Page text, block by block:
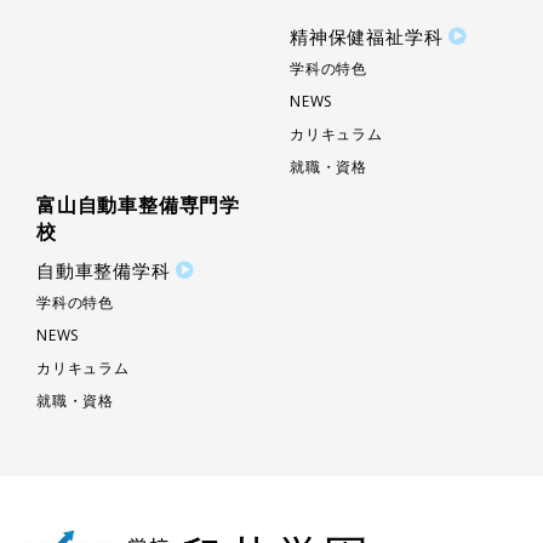
精神保健福祉学科
学科の特色
NEWS
カリキュラム
就職・資格
富山自動車整備専門学
校
自動車整備学科
学科の特色
NEWS
カリキュラム
就職・資格